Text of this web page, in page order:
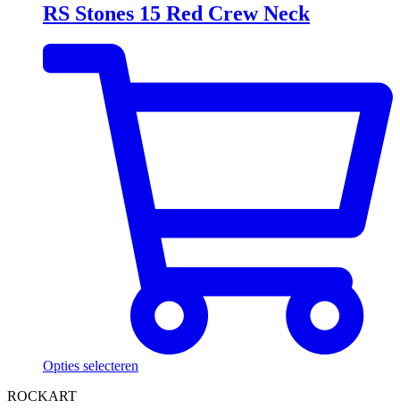
RS Stones 15 Red Crew Neck
Opties selecteren
ROCKART